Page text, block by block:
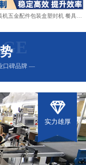
口碑品牌 —
实力雄厚